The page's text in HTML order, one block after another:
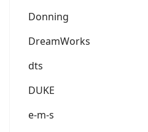
Donning
DreamWorks
dts
DUKE
e-m-s